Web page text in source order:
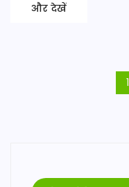
और देखें
1